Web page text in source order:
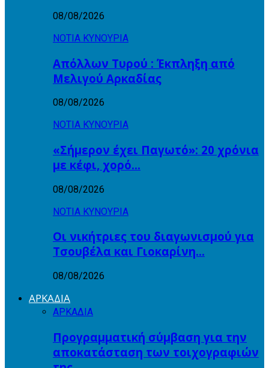
08/08/2026
ΝΟΤΙΑ ΚΥΝΟΥΡΙΑ
Απόλλων Τυρού : Έκπληξη από
Μελιγού Αρκαδίας
08/08/2026
ΝΟΤΙΑ ΚΥΝΟΥΡΙΑ
«Σήμερον έχει Παγωτό»: 20 χρόνια
με κέφι, χορό…
08/08/2026
ΝΟΤΙΑ ΚΥΝΟΥΡΙΑ
Οι νικήτριες του διαγωνισμού για
Τσουβέλα και Γιοκαρίνη…
08/08/2026
ΑΡΚΑΔΙΑ
ΑΡΚΑΔΙΑ
Προγραμματική σύμβαση για την
αποκατάσταση των τοιχογραφιών